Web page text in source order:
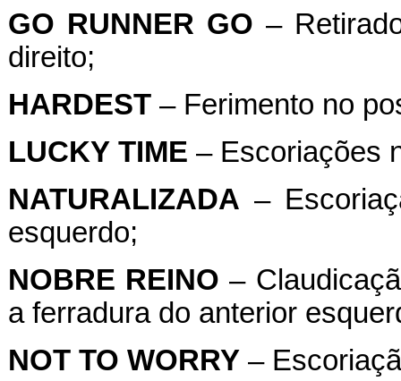
GO RUNNER GO –
direito;
HARDEST– Ferimento no
LUCKY TIME – Escoriações
NATURALIZADA –
esquerdo;
NOBRE REINO –
a ferradura do anterior
NOT TO WORRY–